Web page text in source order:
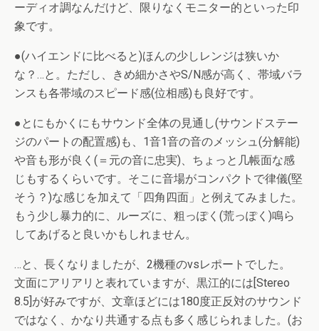
ーディオ調なんだけど、限りなくモニター的といった印
象です。
●(ハイエンドに比べると)ほんの少しレンジは狭いか
な？…と。ただし、きめ細かさやS/N感が高く、帯域バラ
ンスも各帯域のスピード感(位相感)も良好です。
●とにもかくにもサウンド全体の見通し(サウンドステー
ジのパートの配置感)も、1音1音の音のメッシュ(分解能)
や音も形が良く(＝元の音に忠実)、ちょっと几帳面な感
じもするくらいです。そこに音場がコンパクトで律儀(堅
そう？)な感じを加えて「四角四面」と例えてみました。
もう少し暴力的に、ルーズに、粗っぽく(荒っぽく)鳴ら
してあげると良いかもしれません。
…と、長くなりましたが、2機種のvsレポートでした。
文面にアリアリと表れていますが、黒江的には[Stereo
8.5]が好みですが、文章ほどには180度正反対のサウンド
ではなく、かなり共通する点も多く感じられました。(お